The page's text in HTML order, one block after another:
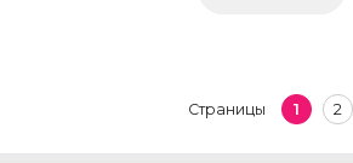
романтическое. Украшаете ли вы комнату для
Страницы 1 2